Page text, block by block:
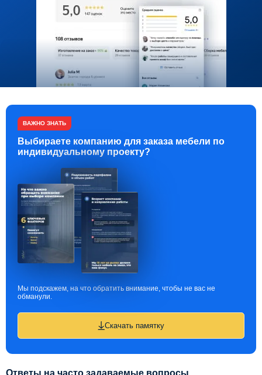
ВАЖНО ЗНАТЬ
Выбираете компанию для заказа мебели по
индивидуальному проекту?
Мы подскажем, на что обратить внимание, чтобы не вас не
обманули.
Скачать памятку